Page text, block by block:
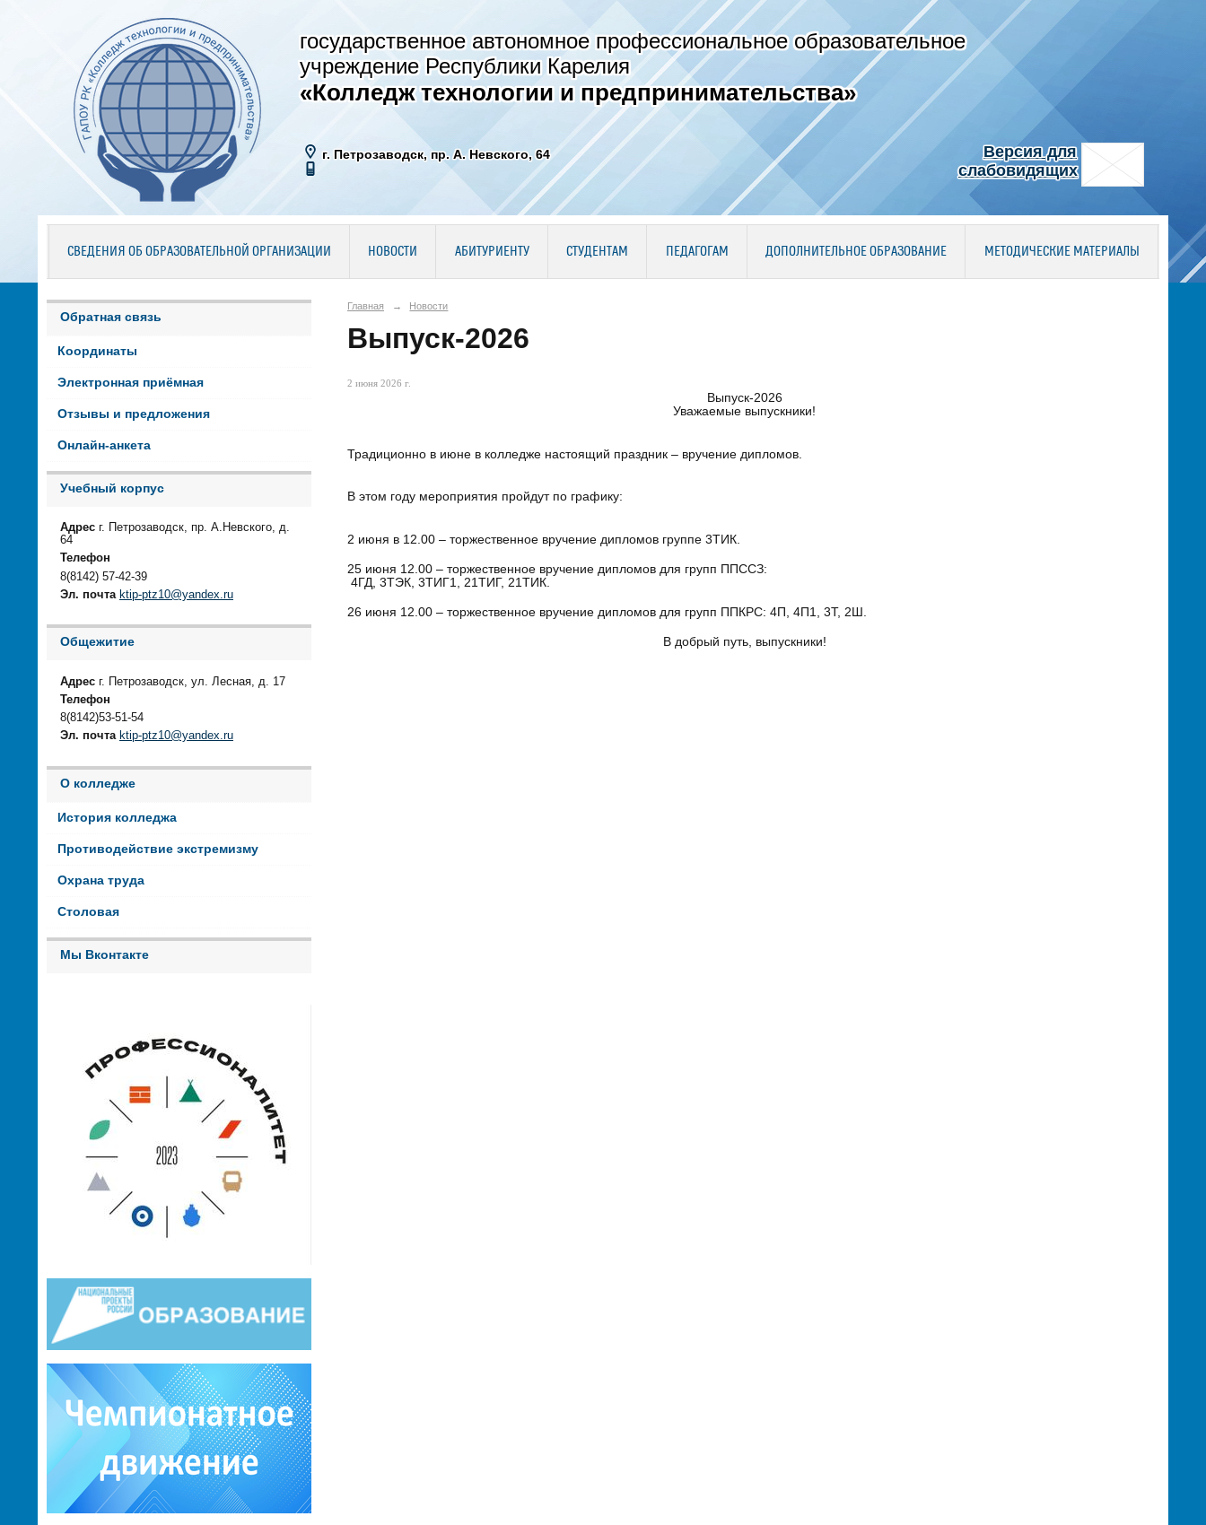
государственное автономное профессиональное образовательное
учреждение Республики Карелия
«Колледж технологии и предпринимательства»
г. Петрозаводск, пр. А. Невского, 64
Версия для
слабовидящих
СВЕДЕНИЯ ОБ ОБРАЗОВАТЕЛЬНОЙ ОРГАНИЗАЦИИ НОВОСТИ АБИТУРИЕНТУ СТУДЕНТАМ ПЕДАГОГАМ ДОПОЛНИТЕЛЬНОЕ ОБРАЗОВАНИЕ МЕТОДИЧЕСКИЕ МАТЕРИАЛЫ
Обратная связь
Координаты
Электронная приёмная
Отзывы и предложения
Онлайн-анкета
Учебный корпус
Адрес г. Петрозаводск, пр. А.Невского, д.
64
Телефон
8(8142) 57-42-39
Эл. почта ktip-ptz10@yandex.ru
Общежитие
Адрес г. Петрозаводск, ул. Лесная, д. 17
Телефон
8(8142)53-51-54
Эл. почта ktip-ptz10@yandex.ru
О колледже
История колледжа
Противодействие экстремизму
Охрана труда
Столовая
Мы Вконтакте
Главная → Новости
Выпуск-2026
2 июня 2026 г.
Выпуск-2026
Уважаемые выпускники!
Традиционно в июне в колледже настоящий праздник – вручение дипломов.
В этом году мероприятия пройдут по графику:
2 июня в 12.00 – торжественное вручение дипломов группе 3ТИК.
25 июня 12.00 – торжественное вручение дипломов для групп ППССЗ:
4ГД, 3ТЭК, 3ТИГ1, 21ТИГ, 21ТИК.
26 июня 12.00 – торжественное вручение дипломов для групп ППКРС: 4П, 4П1, 3Т, 2Ш.
В добрый путь, выпускники!